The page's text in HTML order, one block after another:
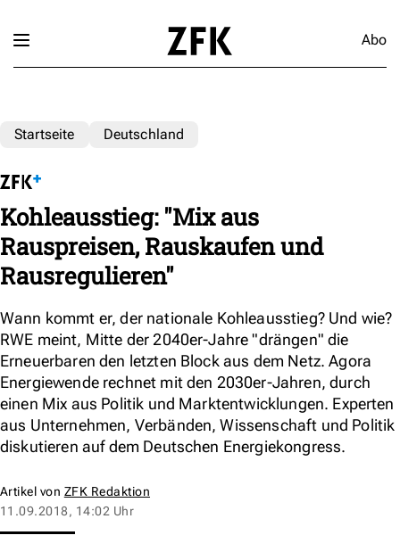
Abo
Startseite Deutschland
Kohleausstieg: "Mix aus
Rauspreisen, Rauskaufen und
Rausregulieren"
Wann kommt er, der nationale Kohleausstieg? Und wie?
RWE meint, Mitte der 2040er-Jahre "drängen" die
Erneuerbaren den letzten Block aus dem Netz. Agora
Energiewende rechnet mit den 2030er-Jahren, durch
einen Mix aus Politik und Marktentwicklungen. Experten
aus Unternehmen, Verbänden, Wissenschaft und Politik
diskutieren auf dem Deutschen Energiekongress.
Artikel von ZFK Redaktion
11.09.2018, 14:02 Uhr